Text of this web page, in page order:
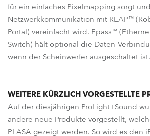
für ein einfaches Pixelmapping sorgt
Netzwerkkommunikation mit REAP™
Portal) vereinfacht wird. Epass™
Switch) hält optional die Daten-
wenn der Scheinwerfer ausgeschaltet ist.
WEITERE KÜRZLICH VORGESTELLTE
Auf der diesjährigen ProLight+Sound
andere neue Produkte vorgestellt,
PLASA gezeigt werden. So wird es den